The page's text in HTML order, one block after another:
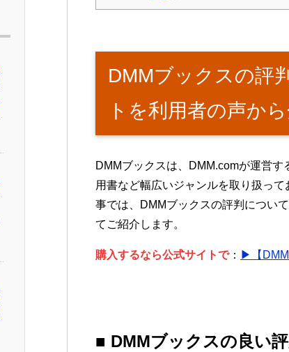
DMMブックスの評
トを利用者の声か
DMMブックスは、DMM.comが運営
用書など幅広いジャンルを取り扱っ
事では、DMMブックスの評判につい
てご紹介します。
購入するなら公式サイトで： ▶【
■ DMMブックスの良い評